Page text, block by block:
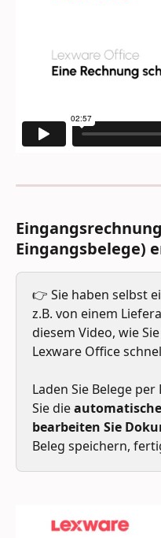
Eingangsbelege)
👉 Sie haben selbst
z.B. von einem
diesem Video, wie
Lexware Office
Laden Sie Belege
Sie die
bearbeiten Sie
Beleg speichern,